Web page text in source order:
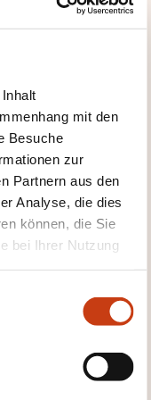
mit den
Besuche
zur
Partnern aus den
Analyse, die dies
können, die Sie
bei Ihrer Nutzung
zur
alle